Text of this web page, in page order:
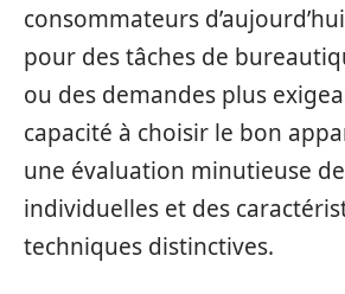
consommateurs
pour des tâches de
ou des demandes plus
capacité à choisir le bon
une évaluation minutieuse
individuelles et des
techniques distinctives.